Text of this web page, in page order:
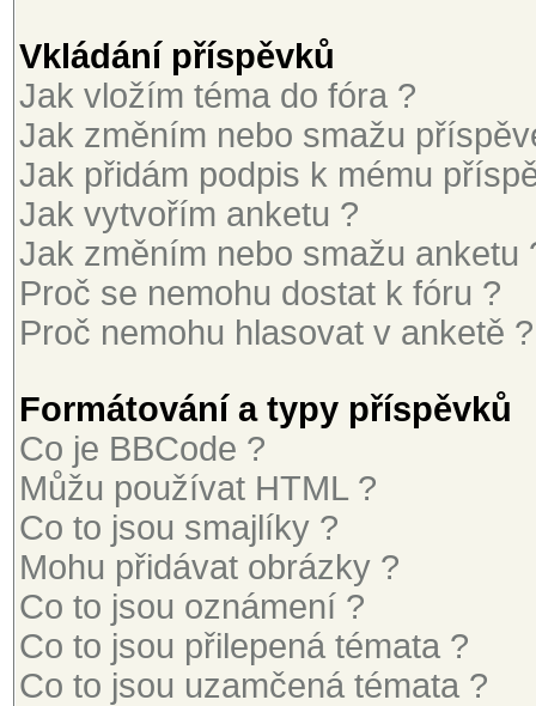
Vkládání příspěvků
Jak vložím téma do fóra ?
Jak změním nebo smažu
Jak přidám podpis k mému
Jak vytvořím anketu ?
Jak změním nebo smažu anketu
Proč se nemohu dostat k fóru ?
Proč nemohu hlasovat v anketě ?
Formátování a typy příspěvků
Co je BBCode ?
Můžu používat HTML ?
Co to jsou smajlíky ?
Mohu přidávat obrázky ?
Co to jsou oznámení ?
Co to jsou přilepená témata ?
Co to jsou uzamčená témata ?